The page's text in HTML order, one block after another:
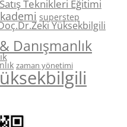
Satış Teknikleri Eğitimi
superstep
Yüksekbilgili
Danışmanlık
zaman yönetimi